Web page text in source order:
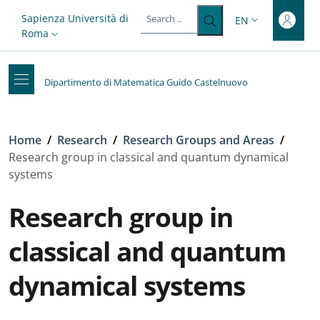
Top-level heading
Slim top
Sapienza Università di
Roma
LANGUAGE
EN
Dipartimento di Matematica Guido Castelnuovo
Breadcrumb
Home / Research / Research Groups and Areas /
Research group in classical and quantum dynamical
systems
Research group in
classical and quantum
dynamical systems